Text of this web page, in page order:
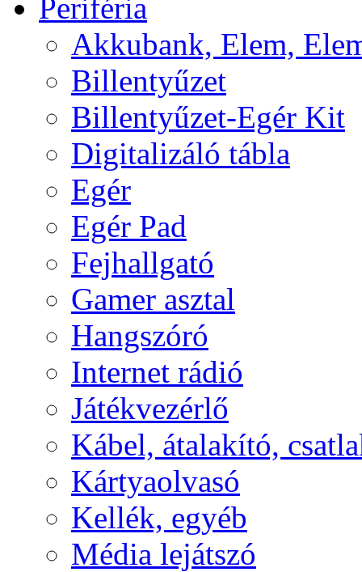
Periféria
Akkubank, Elem,
Billentyűzet
Billentyűzet-Egér Kit
Digitalizáló tábla
Egér
Egér Pad
Fejhallgató
Gamer asztal
Hangszóró
Internet rádió
Játékvezérlő
Kábel, átalakító,
Kártyaolvasó
Kellék, egyéb
Média lejátszó